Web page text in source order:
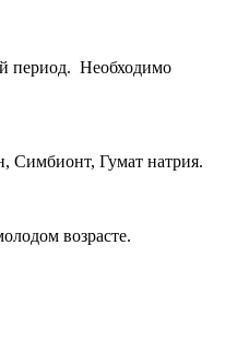
период. Необходимо
Симбионт, Гумат натрия.
возрасте.